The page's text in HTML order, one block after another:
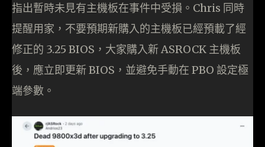
指出暫時未見有主機板在事件中受損。Chris 同時
提醒用家，不要預期新購入的主機板已經預載了經
修正的 3.25 BIOS，大家購入新 ASROCK 主機板
後，應立即更新 BIOS，並避免手動在 PBO 設定極
端參數。